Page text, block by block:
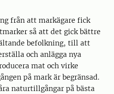
från att markägare fick
så att det gick bättre
befolkning, till att
och anlägga nya
mat och virke
på mark är begränsad.
naturtillgångar på bästa